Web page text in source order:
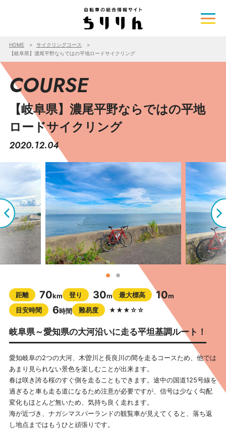
HOME
サイクリングコース
【岐阜県】濃尾平野ならではの平地ロードサイクリング
COURSE
【岐阜県】濃尾平野ならではの平地
ロードサイクリング
2020.12.04
距離 70km 登り 30m 最大標高 10m
目安時間
6時間 難易度 ★★★☆☆
岐阜県～愛知県の大河沿いに走る平坦基調ルート！
愛知岐阜の2つの大河、木曽川と長良川の間を走るコースため、他では
あまり見られない景色を楽しむことが出来ます。
春は咲き誇る桜のすぐ側を走ることもできます。途中の国道125号線を
過ぎると車も走る道になるため注意が必要ですが、信号は少なく勾配
変化もほとんど無いため、気持ち良く走れます。
海が近づき、ナガシマスパーランドの観覧車が見えてくると、落ち返
し地点まではもうひと頑張りです。